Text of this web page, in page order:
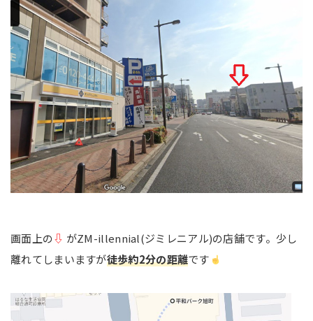
画面上の⇩ がZM-illennial(ジミレニアル)の店舗です。少し
離れてしまいますが徒歩約2分の距離です